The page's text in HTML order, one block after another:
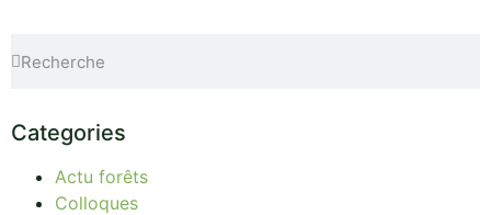
Categories
Actu forêts
Colloques